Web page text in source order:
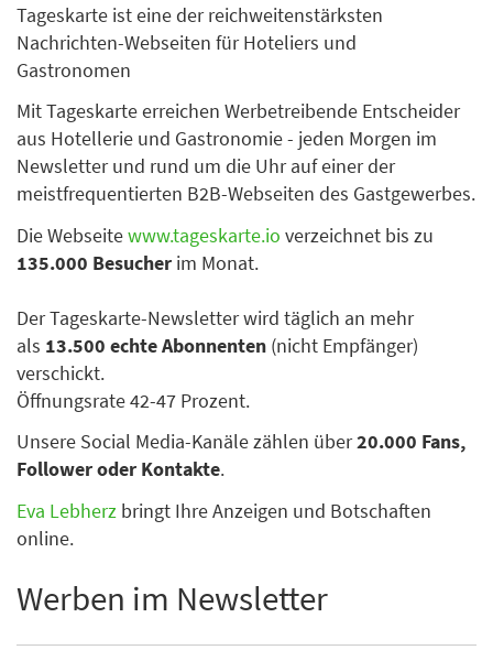
Tageskarte ist eine der reichweitenstärksten
Nachrichten-Webseiten für Hoteliers und
Gastronomen
Mit Tageskarte erreichen Werbetreibende Entscheider
aus Hotellerie und Gastronomie - jeden Morgen im
Newsletter und rund um die Uhr auf einer der
meistfrequentierten B2B-Webseiten des Gastgewerbes.
Die Webseitewww.tageskarte.io verzeichnet bis zu
135.000 Besucher im Monat.
Der Tageskarte-Newsletter wird täglich an mehr
als 13.500 echte Abonnenten (nicht Empfänger)
verschickt.
Öffnungsrate 42-47 Prozent.
Unsere Social Media-Kanäle zählen über20.000 Fans,
Follower oder Kontakte.
Eva Lebherz bringt Ihre Anzeigen und Botschaften
online.
Werben im Newsletter